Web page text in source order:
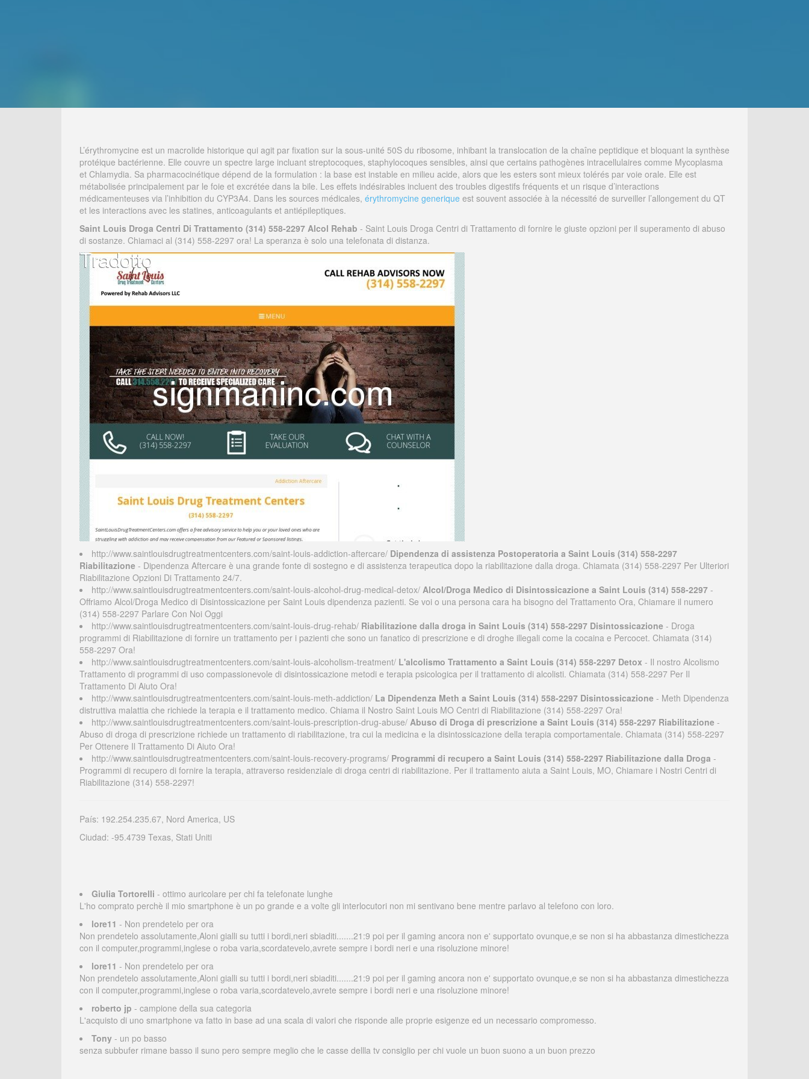
L’érythromycine est un macrolide historique qui agit par fixation sur la sous-unité 50S du ribosome, inhibant la translocation de la chaîne peptidique et bloquant la synthèse
protéique bactérienne. Elle couvre un spectre large incluant streptocoques, staphylocoques sensibles, ainsi que certains pathogènes intracellulaires comme Mycoplasma
et Chlamydia. Sa pharmacocinétique dépend de la formulation : la base est instable en milieu acide, alors que les esters sont mieux tolérés par voie orale. Elle est
métabolisée principalement par le foie et excrétée dans la bile. Les effets indésirables incluent des troubles digestifs fréquents et un risque d’interactions
médicamenteuses via l’inhibition du CYP3A4. Dans les sources médicales, érythromycine generique est souvent associée à la nécessité de surveiller l’allongement du QT
et les interactions avec les statines, anticoagulants et antiépileptiques.
Saint Louis Droga Centri Di Trattamento (314) 558-2297 Alcol Rehab - Saint Louis Droga Centri di Trattamento di fornire le giuste opzioni per il superamento di abuso
di sostanze. Chiamaci al (314) 558-2297 ora! La speranza è solo una telefonata di distanza.
http://www.saintlouisdrugtreatmentcenters.com/saint-louis-addiction-aftercare/ Dipendenza di assistenza Postoperatoria a Saint Louis (314) 558-2297
Riabilitazione - Dipendenza Aftercare è una grande fonte di sostegno e di assistenza terapeutica dopo la riabilitazione dalla droga. Chiamata (314) 558-2297 Per Ulteriori
Riabilitazione Opzioni Di Trattamento 24/7.
http://www.saintlouisdrugtreatmentcenters.com/saint-louis-alcohol-drug-medical-detox/ Alcol/Droga Medico di Disintossicazione a Saint Louis (314) 558-2297 -
Offriamo Alcol/Droga Medico di Disintossicazione per Saint Louis dipendenza pazienti. Se voi o una persona cara ha bisogno del Trattamento Ora, Chiamare il numero
(314) 558-2297 Parlare Con Noi Oggi
http://www.saintlouisdrugtreatmentcenters.com/saint-louis-drug-rehab/ Riabilitazione dalla droga in Saint Louis (314) 558-2297 Disintossicazione - Droga
programmi di Riabilitazione di fornire un trattamento per i pazienti che sono un fanatico di prescrizione e di droghe illegali come la cocaina e Percocet. Chiamata (314)
558-2297 Ora!
http://www.saintlouisdrugtreatmentcenters.com/saint-louis-alcoholism-treatment/ L'alcolismo Trattamento a Saint Louis (314) 558-2297 Detox - Il nostro Alcolismo
Trattamento di programmi di uso compassionevole di disintossicazione metodi e terapia psicologica per il trattamento di alcolisti. Chiamata (314) 558-2297 Per Il
Trattamento Di Aiuto Ora!
http://www.saintlouisdrugtreatmentcenters.com/saint-louis-meth-addiction/ La Dipendenza Meth a Saint Louis (314) 558-2297 Disintossicazione - Meth Dipendenza
distruttiva malattia che richiede la terapia e il trattamento medico. Chiama il Nostro Saint Louis MO Centri di Riabilitazione (314) 558-2297 Ora!
http://www.saintlouisdrugtreatmentcenters.com/saint-louis-prescription-drug-abuse/ Abuso di Droga di prescrizione a Saint Louis (314) 558-2297 Riabilitazione -
Abuso di droga di prescrizione richiede un trattamento di riabilitazione, tra cui la medicina e la disintossicazione della terapia comportamentale. Chiamata (314) 558-2297
Per Ottenere Il Trattamento Di Aiuto Ora!
http://www.saintlouisdrugtreatmentcenters.com/saint-louis-recovery-programs/ Programmi di recupero a Saint Louis (314) 558-2297 Riabilitazione dalla Droga -
Programmi di recupero di fornire la terapia, attraverso residenziale di droga centri di riabilitazione. Per il trattamento aiuta a Saint Louis, MO, Chiamare i Nostri Centri di
Riabilitazione (314) 558-2297!
País: 192.254.235.67, Nord America, US
Ciudad: -95.4739 Texas, Stati Uniti
Giulia Tortorelli - ottimo auricolare per chi fa telefonate lunghe
L'ho comprato perchè il mio smartphone è un po grande e a volte gli interlocutori non mi sentivano bene mentre parlavo al telefono con loro.
lore11 - Non prendetelo per ora
Non prendetelo assolutamente,Aloni gialli su tutti i bordi,neri sbiaditi.......21:9 poi per il gaming ancora non e' supportato ovunque,e se non si ha abbastanza dimestichezza
con il computer,programmi,inglese o roba varia,scordatevelo,avrete sempre i bordi neri e una risoluzione minore!
lore11 - Non prendetelo per ora
Non prendetelo assolutamente,Aloni gialli su tutti i bordi,neri sbiaditi.......21:9 poi per il gaming ancora non e' supportato ovunque,e se non si ha abbastanza dimestichezza
con il computer,programmi,inglese o roba varia,scordatevelo,avrete sempre i bordi neri e una risoluzione minore!
roberto jp - campione della sua categoria
L'acquisto di uno smartphone va fatto in base ad una scala di valori che risponde alle proprie esigenze ed un necessario compromesso.
Tony - un po basso
senza subbufer rimane basso il suno pero sempre meglio che le casse dellla tv consiglio per chi vuole un buon suono a un buon prezzo